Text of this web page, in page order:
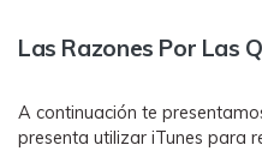
Las Razones Por Las
A continuación te
presenta utilizar iTunes para